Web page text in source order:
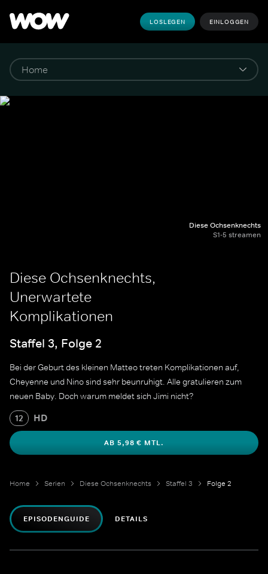
LOSLEGEN EINLOGGEN
Diese Ochsenknechts
S1-5 streamen
Diese Ochsenknechts,
Unerwartete
Komplikationen
Staffel 3, Folge 2
Bei der Geburt des kleinen Matteo treten Komplikationen auf,
Cheyenne und Nino sind sehr beunruhigt. Alle gratulieren zum
neuen Baby. Doch warum meldet sich Jimi nicht?
12 HD
AB 5,98 € MTL.
Home Serien Diese Ochsenknechts Staffel 3 Folge 2
EPISODENGUIDE DETAILS